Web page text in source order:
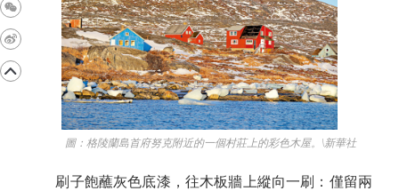
圖：格陵蘭島首府努克附近的一個村莊上的彩色木屋。\新華社
刷子飽蘸灰色底漆，往木板牆上縱向一刷：僅留兩